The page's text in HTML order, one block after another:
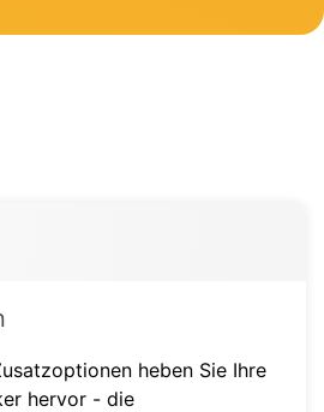
heben Sie Ihre
hervor - die